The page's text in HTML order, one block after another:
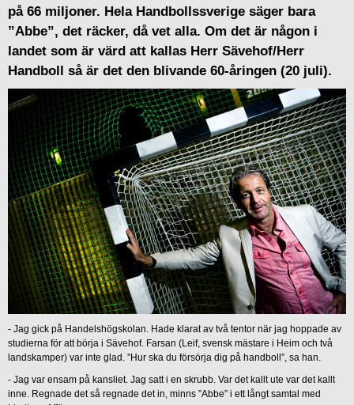
på 66 miljoner. Hela Handbollssverige säger bara
”Abbe”, det räcker, då vet alla. Om det är någon i
landet som är värd att kallas Herr Sävehof/Herr
Handboll så är det den blivande 60-åringen (20 juli).
- Jag gick på Handelshögskolan. Hade klarat av två tentor när jag hoppade av
studierna för att börja i Sävehof. Farsan (Leif, svensk mästare i Heim och två
landskamper) var inte glad. ”Hur ska du försörja dig på handboll”, sa han.
- Jag var ensam på kansliet. Jag satt i en skrubb. Var det kallt ute var det kallt
inne. Regnade det så regnade det in, minns ”Abbe” i ett långt samtal med